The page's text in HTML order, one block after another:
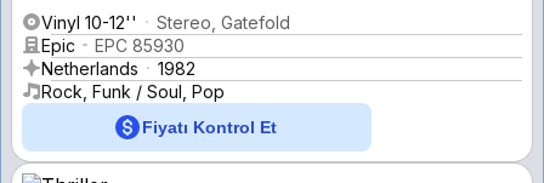
Vinyl 10-12''
Stereo, Gatefold
Epic
EPC 85930
Netherlands
1982
Rock, Funk / Soul, Pop
Fiyatı Kontrol Et